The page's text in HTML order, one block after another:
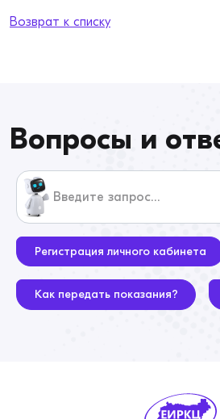
Возврат к списку
Вопросы и
Регистрация личного кабинета
Как передать показания?